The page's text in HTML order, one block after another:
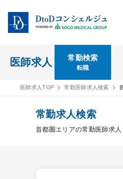
医師求人 常勤検索
転職
医師求人TOP 常勤医師求人検索
常勤求人検索
首都圏エリアの常勤医師求